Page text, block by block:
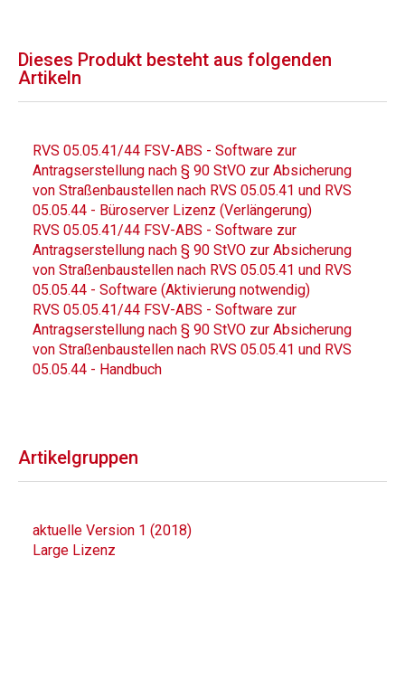
Dieses Produkt besteht aus folgenden
Artikeln
RVS 05.05.41/44 FSV-ABS - Software zur
Antragserstellung nach § 90 StVO zur Absicherung
von Straßenbaustellen nach RVS 05.05.41 und RVS
05.05.44 - Büroserver Lizenz (Verlängerung)
RVS 05.05.41/44 FSV-ABS - Software zur
Antragserstellung nach § 90 StVO zur Absicherung
von Straßenbaustellen nach RVS 05.05.41 und RVS
05.05.44 - Software (Aktivierung notwendig)
RVS 05.05.41/44 FSV-ABS - Software zur
Antragserstellung nach § 90 StVO zur Absicherung
von Straßenbaustellen nach RVS 05.05.41 und RVS
05.05.44 - Handbuch
Artikelgruppen
aktuelle Version 1 (2018)
Large Lizenz